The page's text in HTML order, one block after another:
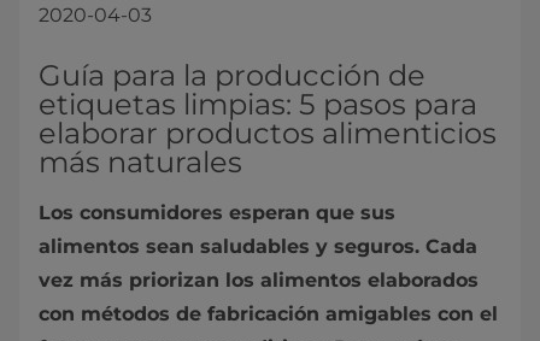
2020-04-03
Guía para la producción de
etiquetas limpias: 5 pasos para
elaborar productos alimenticios
más naturales
Los consumidores esperan que sus
alimentos sean saludables y seguros. Cada
vez más priorizan los alimentos elaborados
con métodos de fabricación amigables con el